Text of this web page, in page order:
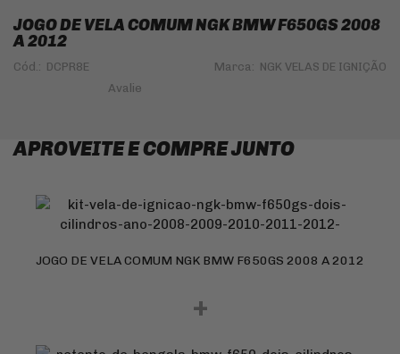
JOGO DE VELA COMUM NGK BMW F650GS 2008
A 2012
Cód.: DCPR8E Marca: NGK VELAS DE IGNIÇÃO
APROVEITE E COMPRE JUNTO
JOGO DE VELA COMUM NGK BMW F650GS 2008 A 2012
+